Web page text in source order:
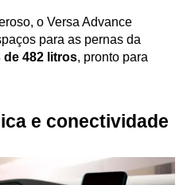
o Versa Advance
para as pernas da
de 482 litros, pronto para
e conectividade